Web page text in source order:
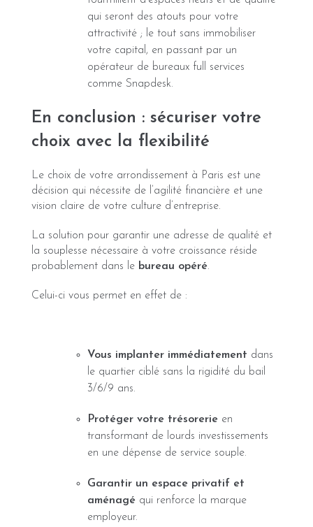
qui seront des atouts pour votre
attractivité ; le tout sans immobiliser
votre capital, en passant par un
opérateur de bureaux full services
comme Snapdesk.
En conclusion : sécuriser votre
choix avec la flexibilité
Le choix de votre arrondissement à Paris est une
décision qui nécessite de l’agilité financière et une
vision claire de votre culture d’entreprise.
La solution pour garantir une adresse de qualité et
la souplesse nécessaire à votre croissance réside
probablement dans le bureau opéré.
Celui-ci vous permet en effet de :
Vous implanter immédiatement dans
le quartier ciblé sans la rigidité du bail
3/6/9 ans.
Protéger votre trésorerie en
transformant de lourds investissements
en une dépense de service souple.
Garantir un espace privatif et
aménagé qui renforce la marque
employeur.